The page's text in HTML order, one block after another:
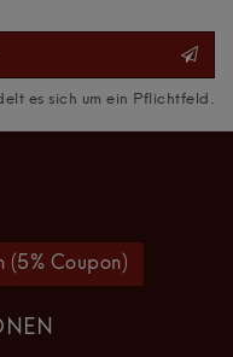
es sich um ein Pflichtfeld.
(5% Coupon)